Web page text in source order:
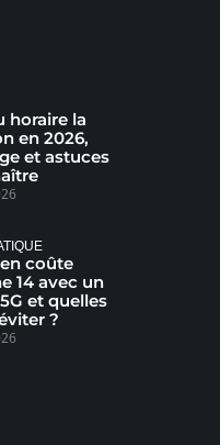
horaire la
en 2026,
et astuces
coûte
14 avec un
et quelles
?